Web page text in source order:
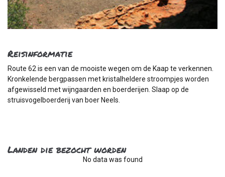
Reisinformatie
Route 62 is een van de mooiste wegen om de Kaap te verkennen.
Kronkelende bergpassen met kristalheldere stroompjes worden
afgewisseld met wijngaarden en boerderijen. Slaap op de
struisvogelboerderij van boer Neels.
Landen die bezocht worden
No data was found